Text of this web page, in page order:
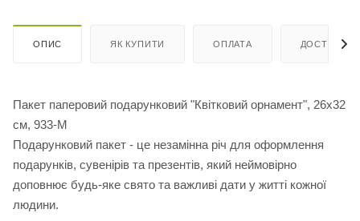
ОПИС ЯК КУПИТИ ОПЛАТА ДОСТАВКА
Пакет паперовий подарунковий "Квітковий орнамент", 26х32
см, 933-М
Подарунковий пакет - це незамінна річ для оформлення
подарунків, сувенірів та презентів, який неймовірно
доповнює будь-яке свято та важливі дати у житті кожної
людини.